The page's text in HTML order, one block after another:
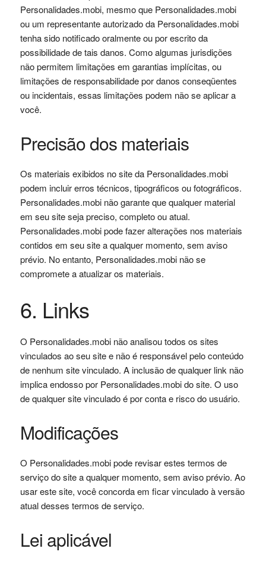
Personalidades.mobi, mesmo que Personalidades.mobi
ou um representante autorizado da Personalidades.mobi
tenha sido notificado oralmente ou por escrito da
possibilidade de tais danos. Como algumas jurisdições
não permitem limitações em garantias implícitas, ou
limitações de responsabilidade por danos conseqüentes
ou incidentais, essas limitações podem não se aplicar a
você.
Precisão dos materiais
Os materiais exibidos no site da Personalidades.mobi
podem incluir erros técnicos, tipográficos ou fotográficos.
Personalidades.mobi não garante que qualquer material
em seu site seja preciso, completo ou atual.
Personalidades.mobi pode fazer alterações nos materiais
contidos em seu site a qualquer momento, sem aviso
prévio. No entanto, Personalidades.mobi não se
compromete a atualizar os materiais.
6. Links
O Personalidades.mobi não analisou todos os sites
vinculados ao seu site e não é responsável pelo conteúdo
de nenhum site vinculado. A inclusão de qualquer link não
implica endosso por Personalidades.mobi do site. O uso
de qualquer site vinculado é por conta e risco do usuário.
Modificações
O Personalidades.mobi pode revisar estes termos de
serviço do site a qualquer momento, sem aviso prévio. Ao
usar este site, você concorda em ficar vinculado à versão
atual desses termos de serviço.
Lei aplicável